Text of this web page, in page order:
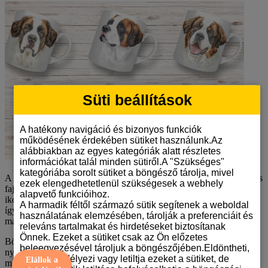
A bernát­hegyi mintás bögréktökéletes ajándékok minden gazdi és
fajtarajongó számára, akik imádják ezt a barátságos, hűséges és
ikonikus mentőkutyát.Minden minta kizárólag nálunk érhető el
így garantáltan egyedi és különleges bögrét vásárolhatsz, amely
máshol nem kapható.
Bögréinkprémium minőségű kerámiából készülnek
nyomtatással, amely biztosítja, hogy a színek hosszú távon élénkek
maradjanak. Mosogatógép- és mikrohullámú sütő álló kivitelben
Elállok a
Süti beállítások
A hatékony navigáció és bizonyos funkciók
működésének érdekében sütiket használunk.Az
alábbiakban az egyes kategóriák alatt részletes
információkat talál minden sütiről.A "Szükséges"
kategóriába sorolt sütiket a böngésző tárolja, mivel
ezek elengedhetetlenül szükségesek a webhely
alapvető funkcióihoz.
A harmadik féltől származó sütik segítenek a weboldal
használatának elemzésében, tárolják a preferenciáit és
releváns tartalmakat és hirdetéseket biztosítanak
Önnek. Ezeket a sütiket csak az Ön előzetes
beleegyezésével tároljuk a böngészőjében.Eldöntheti,
hogy engedélyezi vagy letiltja ezeket a sütiket, de